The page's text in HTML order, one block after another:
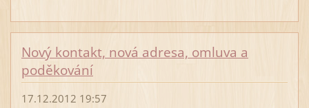
Nový kontakt, nová adresa, omluva a
poděkování
17.12.2012 19:57